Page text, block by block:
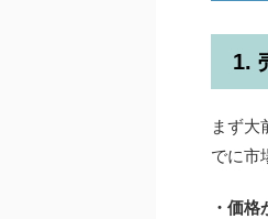
1.
まず大
でに市
・価